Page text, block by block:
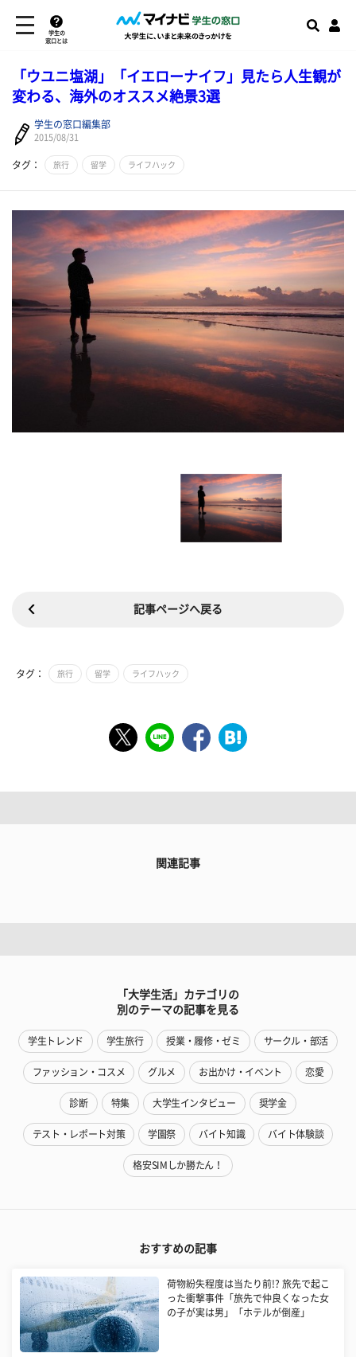
学生の
窓口とは
「ウユニ塩湖」「イエローナイフ」見たら人生観が
変わる、海外のオススメ絶景3選
学生の窓口編集部
2015/08/31
タグ： 旅行 留学 ライフハック
記事ページへ戻る
タグ： 旅行 留学 ライフハック
関連記事
「大学生活」カテゴリの
別のテーマの記事を見る
学生トレンド 学生旅行 授業・履修・ゼミ サークル・部活
ファッション・コスメ グルメ お出かけ・イベント 恋愛
診断 特集 大学生インタビュー 奨学金
テスト・レポート対策 学園祭 バイト知識 バイト体験談
格安SIMしか勝たん！
おすすめの記事
荷物紛失程度は当たり前!? 旅先で起こ
った衝撃事件「旅先で仲良くなった女
の子が実は男」「ホテルが倒産」